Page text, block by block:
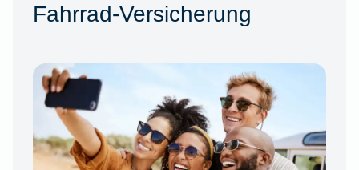
Fahrrad-Versicherung